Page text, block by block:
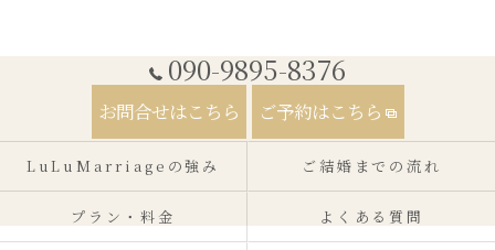
090-9895-8376
お問合せはこちら ご予約はこちら
LuLuMarriageの強み ご結婚までの流れ
プラン・料金 よくある質問